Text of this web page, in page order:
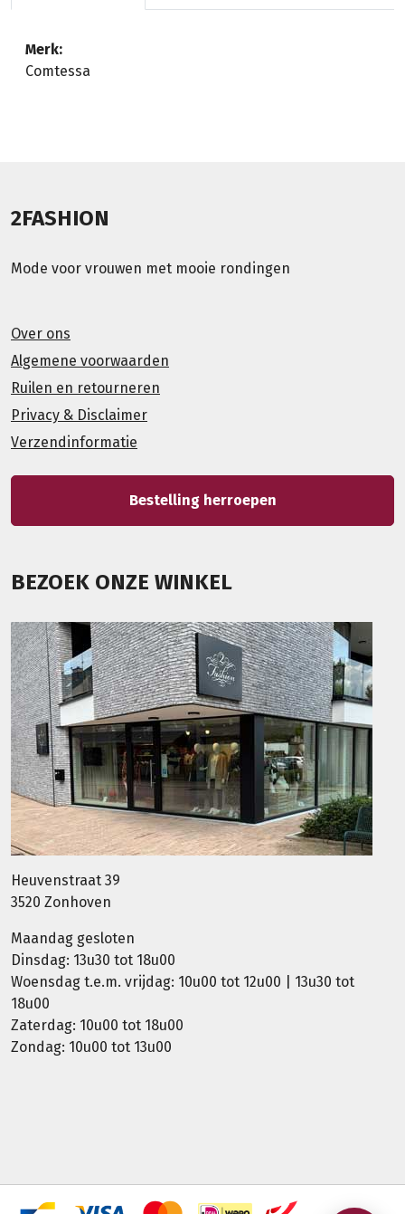
Merk:
Comtessa
2FASHION
Mode voor vrouwen met mooie rondingen
Over ons
Algemene voorwaarden
Ruilen en retourneren
Privacy & Disclaimer
Verzendinformatie
Bestelling herroepen
BEZOEK ONZE WINKEL
Heuvenstraat 39
3520 Zonhoven
Maandag gesloten
Dinsdag: 13u30 tot 18u00
Woensdag t.e.m. vrijdag: 10u00 tot 12u00 | 13u30 tot
18u00
Zaterdag: 10u00 tot 18u00
Zondag: 10u00 tot 13u00